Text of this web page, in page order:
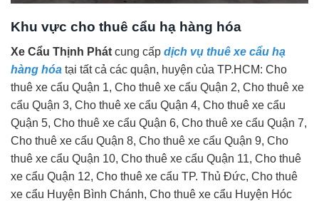
Khu vực cho thuê cẩu hạ hàng hóa
Xe Cẩu Thịnh Phát cung cấp dịch vụ thuê xe cẩu hạ
hàng hóa tại tất cả các quận, huyện của TP.HCM: Cho
thuê xe cẩu Quận 1, Cho thuê xe cẩu Quận 2, Cho thuê xe
cẩu Quận 3, Cho thuê xe cẩu Quận 4, Cho thuê xe cẩu
Quận 5, Cho thuê xe cẩu Quận 6, Cho thuê xe cẩu Quận 7,
Cho thuê xe cẩu Quận 8, Cho thuê xe cẩu Quận 9, Cho
thuê xe cẩu Quận 10, Cho thuê xe cẩu Quận 11, Cho thuê
xe cẩu Quận 12, Cho thuê xe cẩu TP. Thủ Đức, Cho thuê
xe cẩu Huyện Bình Chánh, Cho thuê xe cẩu Huyện Hóc